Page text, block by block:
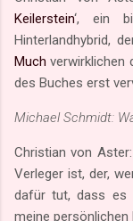
Keilerstein‘, ein
Hinterlandhybrid,
Muchverwirklichen
des Buches erst
Michael Schmidt:
Christian von
Verleger ist, der,
dafür tut, dass es
meine persönlichen